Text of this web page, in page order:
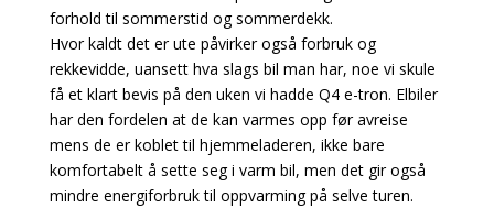
forhold til sommerstid og sommerdekk.
Hvor kaldt det er ute påvirker også forbruk og
rekkevidde, uansett hva slags bil man har, noe vi skule
få et klart bevis på den uken vi hadde Q4 e-tron. Elbiler
har den fordelen at de kan varmes opp før avreise
mens de er koblet til hjemmeladeren, ikke bare
komfortabelt å sette seg i varm bil, men det gir også
mindre energiforbruk til oppvarming på selve turen.